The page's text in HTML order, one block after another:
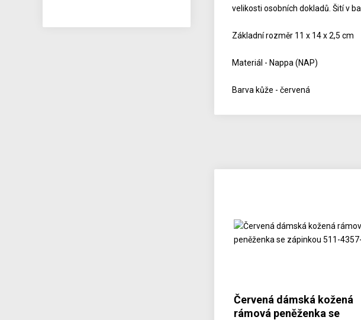
velikosti osobních dokladů. Šití v
Základní rozměr 11 x 14 x 2,5 cm
Materiál - Nappa (NAP)
Barva kůže - červená
Červená dámská kožená
rámová peněženka se